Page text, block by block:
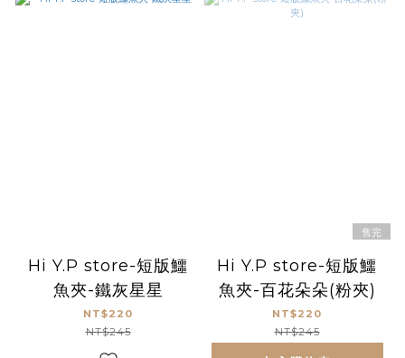
Hi Y.P store-短版鱷
魚夾-鐵灰星星
NT$220
NT$245
售完
Hi Y.P store-短版鱷
魚夾-百花朵朵(粉夾)
NT$220
NT$245